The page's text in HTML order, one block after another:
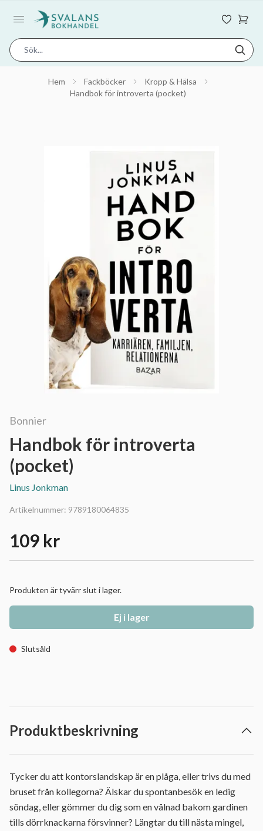
Hem Fackböcker
Kropp & Hälsa
Handbok för introverta (pocket)
Bonnier
Handbok för introverta
(pocket)
Linus Jonkman
Artikelnummer: 9789180064835
109 kr
Produkten är tyvärr slut i lager.
Ej i lager
Slutsåld
Produktbeskrivning
Tycker du att kontorslandskap är en plåga, eller trivs du med
bruset från kollegorna? Älskar du spontanbesök en ledig
söndag, eller gömmer du dig som en vålnad bakom gardinen
tills dörrknackarna försvinner? Längtar du till nästa mingel,